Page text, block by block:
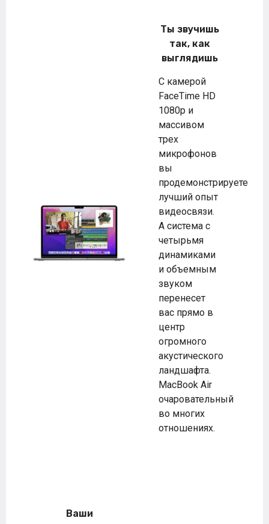
Ты звучишь
так, как
выглядишь
С камерой
FaceTime HD
1080p и
массивом
трех
микрофонов
вы
продемонстрируете
лучший опыт
видеосвязи.
А система с
четырьмя
динамиками
и объемным
звуком
перенесет
вас прямо в
центр
огромного
акустического
ландшафта.
MacBook Air
очаровательный
во многих
отношениях.
Ваши